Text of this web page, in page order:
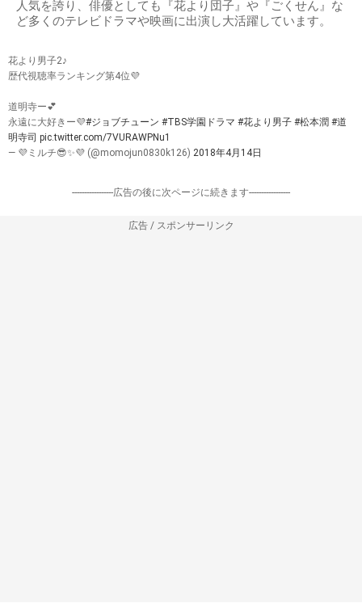
人気を誇り、俳優としても『花より団子』や『ごくせん』な
ど多くのテレビドラマや映画に出演し大活躍しています。
花より男子2♪
歴代視聴率ランキング第4位💜
道明寺ー💕
永遠に大好きー💜#ジョブチューン #TBS学園ドラマ #花より男子 #松本潤 #道
明寺司 pic.twitter.com/7VURAWPNu1
— 💜ミルチ😎✨💜 (@momojun0830k126) 2018年4月14日
-----------------広告の後に次ページに続きます-----------------
広告 / スポンサーリンク